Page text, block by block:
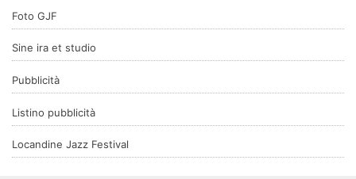
Foto GJF
Sine ira et studio
Pubblicità
Listino pubblicità
Locandine Jazz Festival